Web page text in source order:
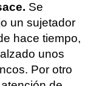
Se
un sujetador
hace tiempo,
unos
Por otro